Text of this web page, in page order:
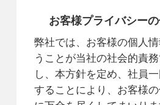
お客様プライバシー
弊社では、お客様の個人
うことが当社の社会的責
し、本方針を定め、社員
することにより、お客様